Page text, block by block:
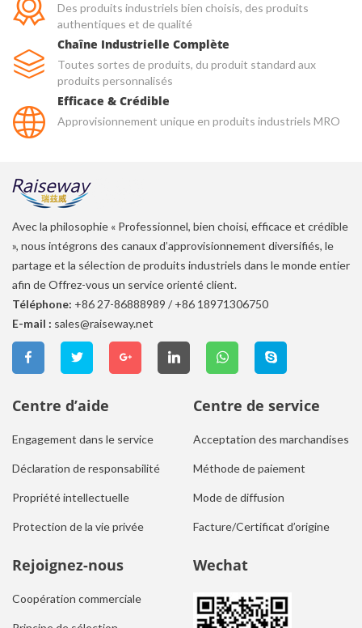
Des produits industriels bien choisis, des produits
authentiques et de qualité
Chaîne Industrielle Complète
Toutes sortes de produits, du produit standard aux
produits personnalisés
Efficace & Crédible
Approvisionnement unique en produits industriels MRO
Avec la philosophie « Professionnel, bien choisi, efficace et crédible
», nous intégrons des canaux d’approvisionnement diversifiés, le
partage et la sélection de produits industriels dans le monde entier
afin de Offrez-vous un service orienté client.
Téléphone: +86 27-86888989 / +86 18971306750
E-mail : sales@raiseway.net
Centre d’aide
Engagement dans le service
Déclaration de responsabilité
Propriété intellectuelle
Protection de la vie privée
Centre de service
Acceptation des marchandises
Méthode de paiement
Mode de diffusion
Facture/Certificat d’origine
Rejoignez-nous
Coopération commerciale
Wechat